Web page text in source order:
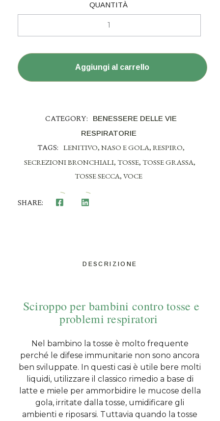
QUANTITÀ
DolomiTux Junior Quantità
Aggiungi al carrello
CATEGORY:
BENESSERE DELLE VIE
RESPIRATORIE
TAGS: LENITIVO, NASO E GOLA, RESPIRO,
SECREZIONI BRONCHIALI, TOSSE, TOSSE GRASSA,
TOSSE SECCA,VOCE
SHARE:
DESCRIZIONE
Sciroppo per bambini contro tosse e
problemi respiratori
Nel bambino la tosse è molto frequente
perché le difese immunitarie non sono ancora
ben sviluppate. In questi casi è utile bere molti
liquidi, utilizzare il classico rimedio a base di
latte e miele per ammorbidire le mucose della
gola, irritate dalla tosse, umidificare gli
ambienti e riposarsi. Tuttavia quando la tosse